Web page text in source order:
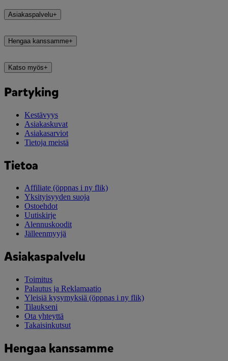
Asiakaspalvelu+
Hengaa kanssamme+
Katso myös+
Partyking
Kestävyys
Asiakaskuvat
Asiakasarviot
Tietoja meistä
Tietoa
Affiliate (öppnas i ny flik)
Yksityisyyden suoja
Ostoehdot
Uutiskirje
Alennuskoodit
Jälleenmyyjä
Asiakaspalvelu
Toimitus
Palautus ja Reklamaatio
Yleisiä kysymyksiä (öppnas i ny flik)
Tilaukseni
Ota yhteyttä
Takaisinkutsut
Hengaa kanssamme